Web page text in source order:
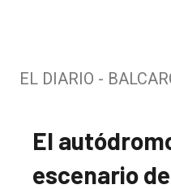
EL DIARIO -
El
escenario